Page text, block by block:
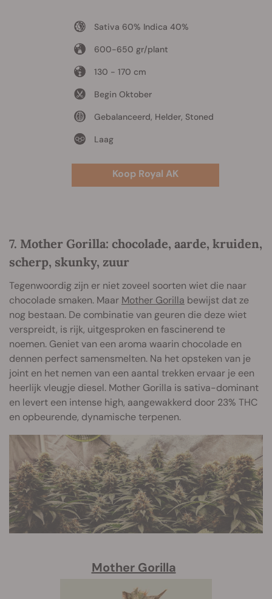
Sativa 60% Indica 40%
600-650 gr/plant
130 - 170 cm
Begin Oktober
Gebalanceerd, Helder, Stoned
Laag
Koop Royal AK
7. Mother Gorilla: chocolade, aarde, kruiden,
scherp, skunky, zuur
Tegenwoordig zijn er niet zoveel soorten wiet die naar
chocolade smaken. Maar Mother Gorilla bewijst dat ze
nog bestaan. De combinatie van geuren die deze wiet
verspreidt, is rijk, uitgesproken en fascinerend te
noemen. Geniet van een aroma waarin chocolade en
dennen perfect samensmelten. Na het opsteken van je
joint en het nemen van een aantal trekken ervaar je een
heerlijk vleugje diesel. Mother Gorilla is sativa-dominant
en levert een intense high, aangewakkerd door 23% THC
en opbeurende, dynamische terpenen.
Mother Gorilla